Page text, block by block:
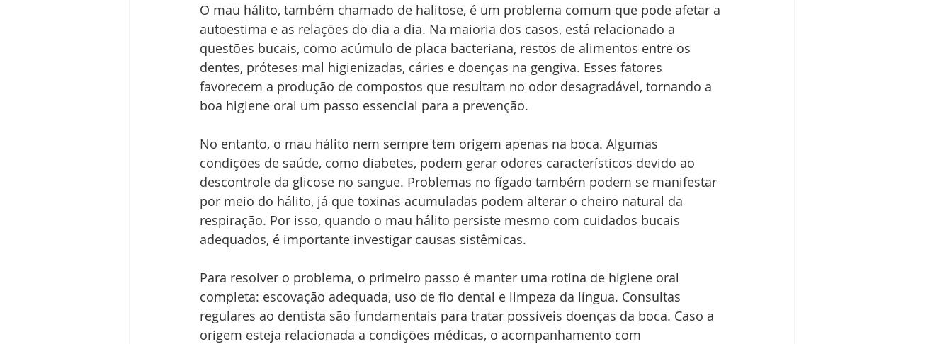
O mau hálito, também chamado de halitose, é um problema comum que pode afetar a
autoestima e as relações do dia a dia. Na maioria dos casos, está relacionado a
questões bucais, como acúmulo de placa bacteriana, restos de alimentos entre os
dentes, próteses mal higienizadas, cáries e doenças na gengiva. Esses fatores
favorecem a produção de compostos que resultam no odor desagradável, tornando a
boa higiene oral um passo essencial para a prevenção.
No entanto, o mau hálito nem sempre tem origem apenas na boca. Algumas
condições de saúde, como diabetes, podem gerar odores característicos devido ao
descontrole da glicose no sangue. Problemas no fígado também podem se manifestar
por meio do hálito, já que toxinas acumuladas podem alterar o cheiro natural da
respiração. Por isso, quando o mau hálito persiste mesmo com cuidados bucais
adequados, é importante investigar causas sistêmicas.
Para resolver o problema, o primeiro passo é manter uma rotina de higiene oral
completa: escovação adequada, uso de fio dental e limpeza da língua. Consultas
regulares ao dentista são fundamentais para tratar possíveis doenças da boca. Caso a
origem esteja relacionada a condições médicas, o acompanhamento com